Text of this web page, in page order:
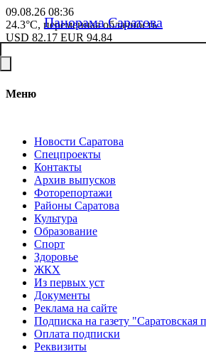
09.08.26 08:36
24.3°C, переменная облачность
USD 82.17 EUR 94.84
Меню
Новости Саратова
Спецпроекты
Контакты
Архив выпусков
Фоторепортажи
Районы Саратова
Культура
Образование
Спорт
Здоровье
ЖКХ
Из пеpвых уст
Документы
Реклама на сайте
Подписка на газету "Саратовская
Оплата подписки
Реквизиты
Панорама Саратова